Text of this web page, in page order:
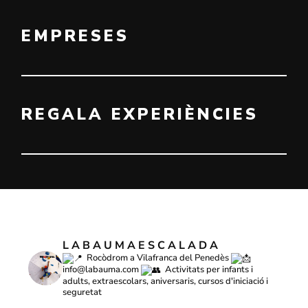
EMPRESES
REGALA EXPERIÈNCIES
LABAUMAESCALADA
Rocòdrom a Vilafranca del Penedès
info@labauma.com
Activitats per infants i
adults, extraescolars, aniversaris, cursos d'iniciació i
seguretat